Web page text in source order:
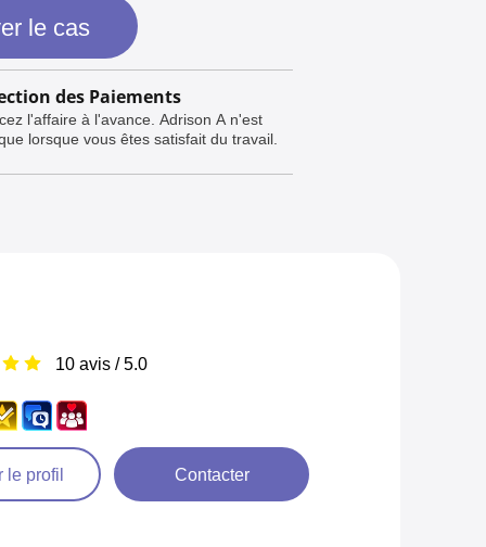
le cas
des Paiements
l'affaire à l'avance. Adrison A n'est
lorsque vous êtes satisfait du travail.
10 avis / 5.0
le profil Contacter